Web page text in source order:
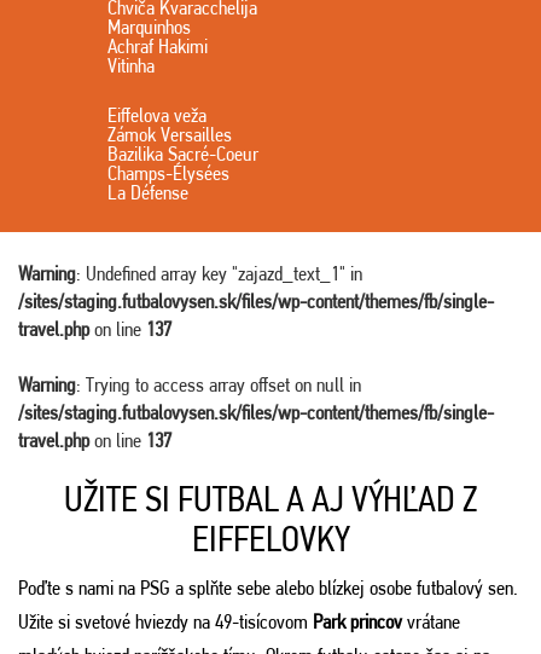
Chviča Kvaracchelija
Marquinhos
Achraf Hakimi
Vitinha
Eiffelova veža
Zámok Versailles
Bazilika Sacré-Coeur
Champs-Élysées
La Défense
Warning: Undefined array key "zajazd_text_1" in
/sites/staging.futbalovysen.sk/files/wp-content/themes/fb/single-
travel.phpon line 137
Warning: Trying to access array offset on null in
/sites/staging.futbalovysen.sk/files/wp-content/themes/fb/single-
travel.phpon line 137
UŽITE SI FUTBAL A AJ VÝHĽAD Z
EIFFELOVKY
Poďte s nami na PSG a splňte sebe alebo blízkej osobe futbalový sen.
Užite si svetové hviezdy na 49-tisícovom Park princovvrátane